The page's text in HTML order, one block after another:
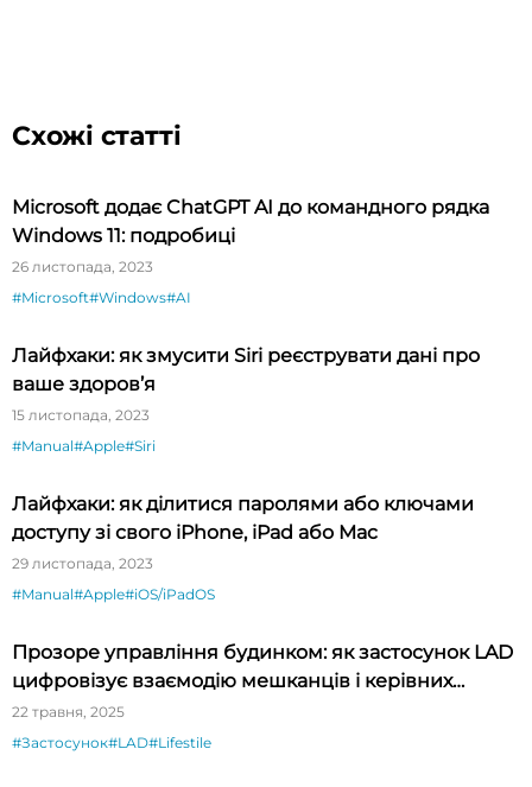
Схожі статті
Microsoft додає ChatGPT AI до командного рядка
Windows 11: подробиці
26 листопада, 2023
#Microsoft#Windows#AI
Лайфхаки: як змусити Siri реєструвати дані про
ваше здоров’я
15 листопада, 2023
#Manual#Apple#Siri
Лайфхаки: як ділитися паролями або ключами
доступу зі свого iPhone, iPad або Mac
29 листопада, 2023
#Manual#Apple#iOS/iPadOS
Прозоре управління будинком: як застосунок LAD
цифровізує взаємодію мешканців і керівних
компаній
22 травня, 2025
#Застосунок#LAD#Lifestile